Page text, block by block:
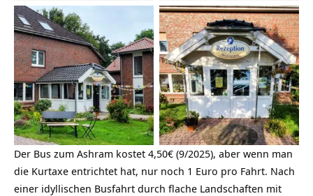
Haus Yoga Vidya Nordsee
Haupteingang Yoga Vidya
Nordsee
Der Bus zum Ashram kostet 4,50€ (9/2025), aber wenn man
die Kurtaxe entrichtet hat, nur noch 1 Euro pro Fahrt. Nach
einer idyllischen Busfahrt durch flache Landschaften mit